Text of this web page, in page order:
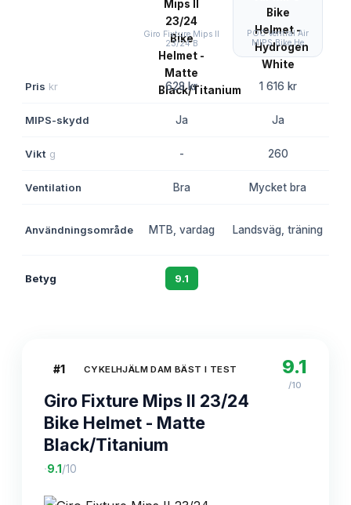
Giro Fixture Mips II
23/24 B
POC Ventral Air
MIPS Bike He
Pris kr 628 kr 1 616 kr
MIPS-skydd Ja Ja
Vikt g - 260
Ventilation Bra Mycket bra
Användningsområde MTB, vardag Landsväg, träning
Betyg 9.1
#1 CYKELHJÄLM DAM BÄST I TEST
Giro Fixture Mips II 23/24
Bike Helmet - Matte
Black/Titanium
·9.1 /10
9.1
/10